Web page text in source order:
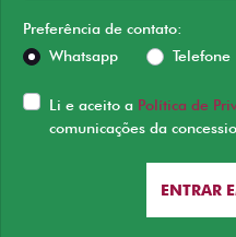
Preferência de contato:
Whatsapp
Telefone
Li e aceito a Política de
comunicações da
ENTRAR